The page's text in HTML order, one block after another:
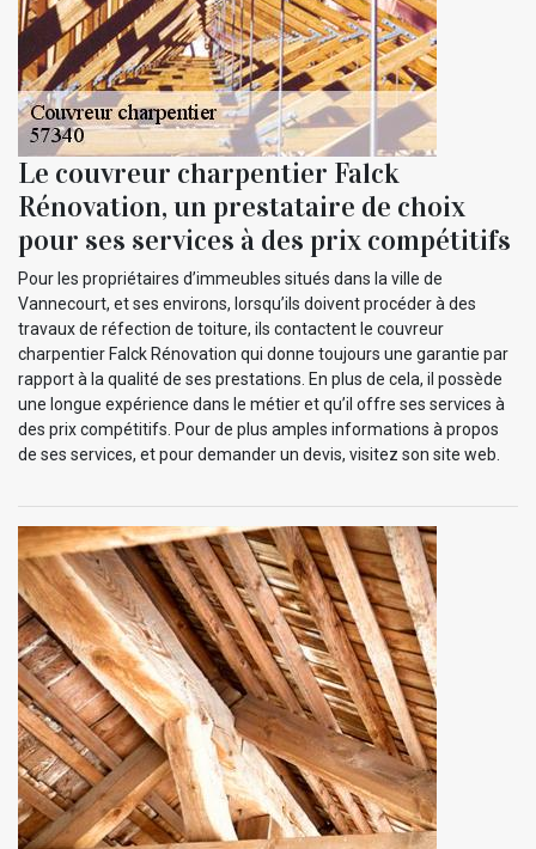
Le couvreur charpentier Falck
Rénovation, un prestataire de choix
pour ses services à des prix compétitifs
Pour les propriétaires d’immeubles situés dans la ville de
Vannecourt, et ses environs, lorsqu’ils doivent procéder à des
travaux de réfection de toiture, ils contactent le couvreur
charpentier Falck Rénovation qui donne toujours une garantie par
rapport à la qualité de ses prestations. En plus de cela, il possède
une longue expérience dans le métier et qu’il offre ses services à
des prix compétitifs. Pour de plus amples informations à propos
de ses services, et pour demander un devis, visitez son site web.